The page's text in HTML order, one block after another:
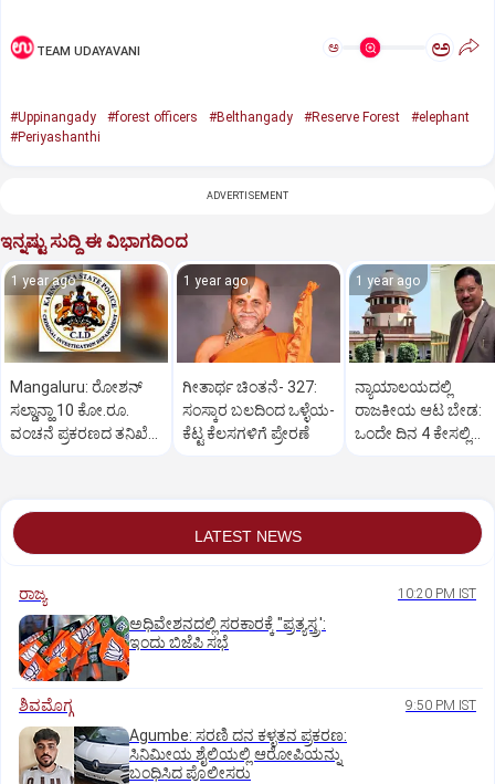
TEAM UDAYAVANI ಅ ಅ
#Uppinangady #forest officers #Belthangady #Reserve Forest
#elephant
#Periyashanthi
ADVERTISEMENT
ಇನ್ನಷ್ಟು ಸುದ್ದಿ ಈ ವಿಭಾಗದಿಂದ
1 year ago
Mangaluru: ರೋಶನ್‌
ಸಲ್ಡಾನ್ಹಾ 10 ಕೋ.ರೂ.
ವಂಚನೆ ಪ್ರಕರಣದ ತನಿಖೆ
1 year ago
ಗೀತಾರ್ಥ ಚಿಂತನೆ- 327:
ಸಂಸ್ಕಾರ ಬಲದಿಂದ ಒಳ್ಳೆಯ-
ಕೆಟ್ಟ ಕೆಲಸಗಳಿಗೆ ಪ್ರೇರಣೆ
1 year ago
ನ್ಯಾಯಾಲಯದಲ್ಲಿ
ರಾಜಕೀಯ ಆಟ ಬೇಡ:
ಒಂದೇ ದಿನ 4 ಕೇಸಲ್ಲಿ
LATEST NEWS
ರಾಜ್ಯ 10:20 PM IST
ಅಧಿವೇಶನದಲ್ಲಿ ಸರಕಾರಕ್ಕೆ "ಪ್ರತ್ಯಸ್ತ್ರ':
ಇಂದು ಬಿಜೆಪಿ ಸಭೆ
ಶಿವಮೊಗ್ಗ 9:50 PM IST
Agumbe: ಸರಣಿ ದನ ಕಳ್ಳತನ ಪ್ರಕರಣ:
ಸಿನಿಮೀಯ ಶೈಲಿಯಲ್ಲಿ ಆರೋಪಿಯನ್ನು
ಬಂಧಿಸಿದ ಪೊಲೀಸರು